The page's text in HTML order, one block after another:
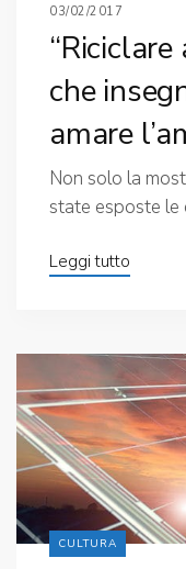
03/02/2017
che
amare
Non solo la
state esposte le
Leggi tutto
CULTURA